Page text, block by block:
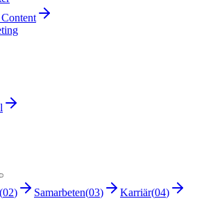
(02) Samarbeten(03) Karriär(04)